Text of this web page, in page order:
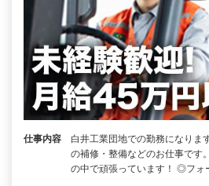
仕事内容
白井工業団地での勤務になりま
の補修・整備などのお仕事です
の中で頑張っています！ ◎フォ